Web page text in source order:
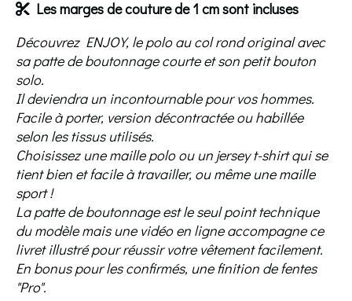
 Les marges de couture de 1 cm sont incluses
Découvrez ENJOY, le polo au col rond original avec
sa patte de boutonnage courte et son petit bouton
solo.
Il deviendra un incontournable pour vos hommes.
Facile à porter, version décontractée ou habillée
selon les tissus utilisés.
Choisissez une maille polo ou un jersey t-shirt qui se
tient bien et facile à travailler, ou même une maille
sport !
La patte de boutonnage est le seul point technique
du modèle mais une vidéo en ligne accompagne ce
livret illustré pour réussir votre vêtement facilement.
En bonus pour les confirmés, une finition de fentes
"Pro".